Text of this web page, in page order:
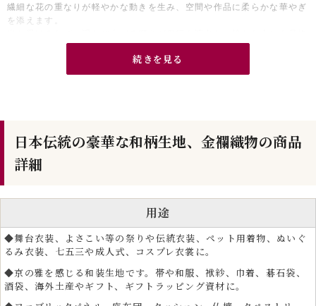
繊細な花の重なりが軽やかな動きを生み、空間や作品に柔らかな華やぎ
を添えます。
ある存在感を感じさせる仕上がりに。
和の作品はもちろん、現代的なバッグやインテリアにも美しく調和し日
常にさりげない贅沢をもたらします。
続きを見る
日本伝統の豪華な和柄生地、金襴織物の商品
詳細
用途
◆舞台衣装、よさこい等の祭りや伝統衣装、ペット用着物、ぬいぐ
るみ衣装、七五三や成人式、コスプレ衣裳に。
◆京の雅を感じる和装生地です。帯や和服、袱紗、巾着、碁石袋、
酒袋、海外土産やギフト、ギフトラッピング資材に。